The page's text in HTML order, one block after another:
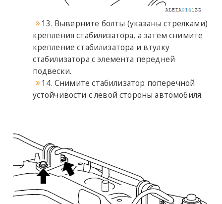
13. Выверните болты (указаны стрелками)
крепления стабилизатора, а затем снимите
крепление стабилизатора и втулку
стабилизатора с элемента передней
подвески.
14. Снимите стабилизатор поперечной
устойчивости с левой стороны автомобиля.